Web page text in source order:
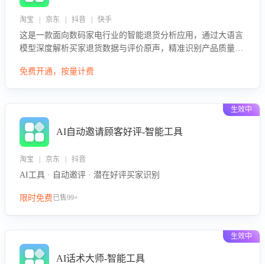
淘宝 | 京东 | 抖音 | 快手
这是一款面向数码家电行业的智能退货分析应用，通过大语言
模型深度解析买家退货数据与评价原声，精准识别产品质量、
议，通过挖掘用户痛点驱动产品迭代，从根本上降低退货率，
免费开通，按量计费
生效中
AI自动邀请顾客好评-智能工具
淘宝 | 京东 | 抖音
AI工具 · 自动邀评 · 潜在好评买家识别
限时免费已售99+
生效中
AI话术大师-智能工具